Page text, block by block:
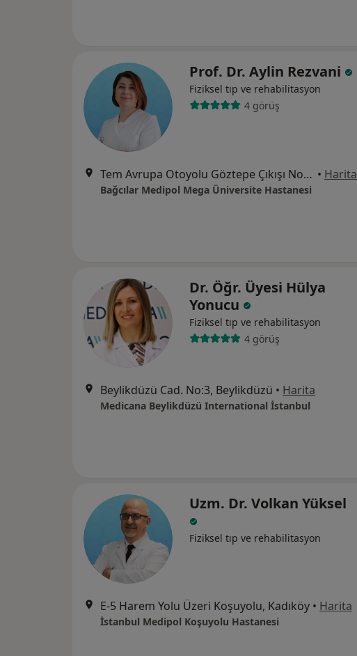
Prof. Dr. Aylin Rezvani
Fiziksel tıp ve rehabilitasyon
4 görüş
Tem Avrupa Otoyolu Göztepe Çıkışı No: 1Bağcılar, İstanbul • Harita
Bağcılar Medipol Mega Üniversite Hastanesi
Dr. Öğr. Üyesi Hülya
Yonucu
Fiziksel tıp ve rehabilitasyon
4 görüş
Beylikdüzü Cad. No:3, Beylikdüzü • Harita
Medicana Beylikdüzü International İstanbul
Uzm. Dr. Volkan Yüksel
Fiziksel tıp ve rehabilitasyon
E-5 Harem Yolu Üzeri Koşuyolu, Kadıköy • Harita
İstanbul Medipol Koşuyolu Hastanesi